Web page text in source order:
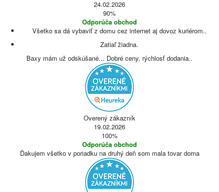
24.02.2026
90%
Odporúča obchod
Všetko sa dá vybaviť z domu cez internet aj dovoz kuriérom..
Zatiaľ žiadna.
Baxy mám už odskúšané... Dobré ceny, rýchlosť dodania..
Overený zákazník
19.02.2026
100%
Odporúča obchod
Ďakujem všetko v poriadku na druhý deň som mala tovar doma